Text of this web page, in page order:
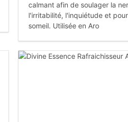
calmant afin de soulager la
l'irritabilité, l'inquiétude et
someil. Utilisée en Aro